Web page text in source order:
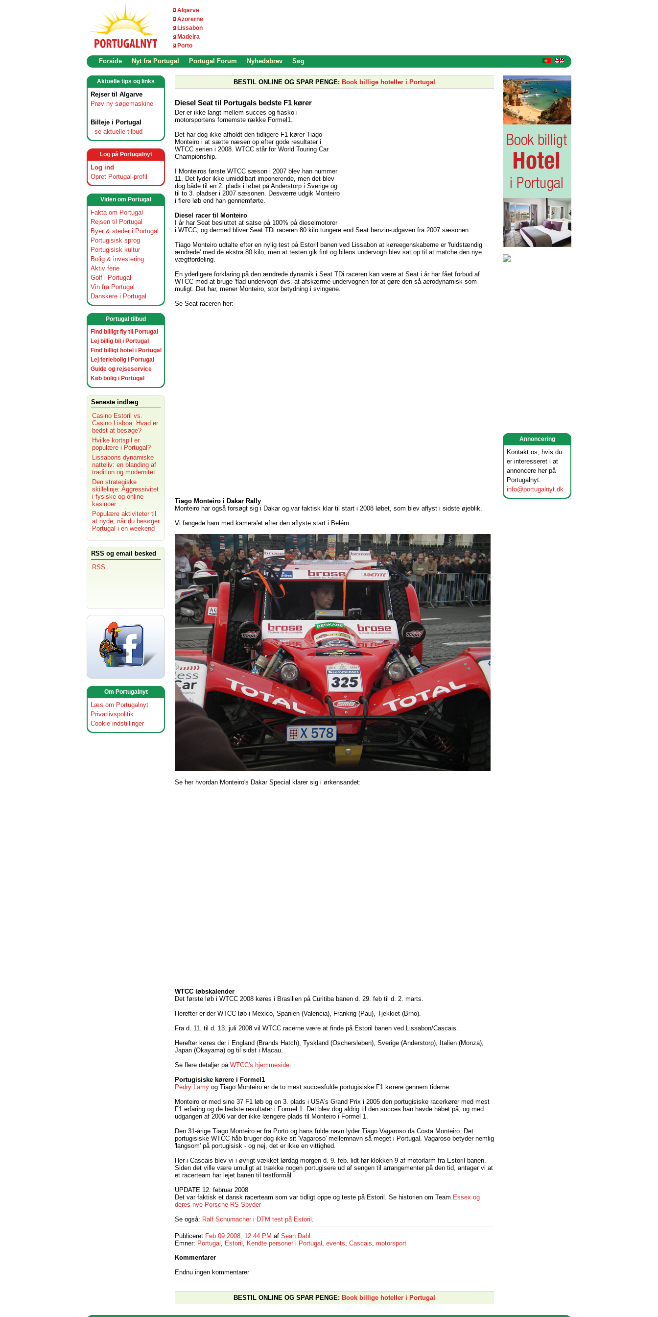
Algarve
Azorerne
Lissabon
Madeira
Porto
Forside Nyt fra Portugal Portugal Forum Nyhedsbrev Søg
Annoncering
Kontakt os, hvis du
er interesseret i at
annoncere her på
Portugalnyt:
info@portugalnyt.dk
Aktuelle tips og links
Rejser til Algarve
Prøv ny søgemaskine
Billeje i Portugal
- se aktuelle tilbud
Log på Portugalnyt
Log ind
Opret Portugal-profil
Viden om Portugal
Fakta om Portugal
Rejsen til Portugal
Byer & steder i Portugal
Portugisisk sprog
Portugisisk kultur
Bolig & investering
Aktiv ferie
Golf i Portugal
Vin fra Portugal
Danskere i Portugal
Portugal tilbud
Find billigt fly til Portugal
Lej billig bil i Portugal
Find billigt hotel i Portugal
Lej feriebolig i Portugal
Guide og rejseservice
Køb bolig i Portugal
Seneste indlæg
Casino Estoril vs.
Casino Lisboa: Hvad er
bedst at besøge?
Hvilke kortspil er
populære i Portugal?
Lissabons dynamiske
natteliv: en blanding af
tradition og modernitet
Den strategiske
skillelinje: Aggressivitet
i fysiske og online
kasinoer
Populære aktiviteter til
at nyde, når du besøger
Portugal i en weekend
RSS og email besked
RSS
Om Portugalnyt
Læs om Portugalnyt
Privatlivspolitik
Cookie indstillinger
BESTIL ONLINE OG SPAR PENGE: Book billige hoteller i Portugal
Diesel Seat til Portugals bedste F1 kører
Der er ikke langt mellem succes og fiasko i
motorsportens fornemste række Formel1.
Det har dog ikke afholdt den tidligere F1 kører Tiago
Monteiro i at sætte næsen op efter gode resultater i
WTCC serien i 2008. WTCC står for World Touring Car
Championship.
I Monteiros første WTCC sæson i 2007 blev han nummer
11. Det lyder ikke umiddlbart imponerende, men det blev
dog både til en 2. plads i løbet på Anderstorp i Sverige og
til to 3. pladser i 2007 sæsonen. Desværre udgik Monteiro
i flere løb end han gennemførte.
Diesel racer til Monteiro
I år har Seat besluttet at satse på 100% på dieselmotorer
i WTCC, og dermed bliver Seat TDi raceren 80 kilo tungere end Seat benzin-udgaven fra 2007 sæsonen.
Tiago Monteiro udtalte efter en nylig test på Estoril banen ved Lissabon at køreegenskaberne er 'fuldstændig
ændrede' med de ekstra 80 kilo, men at testen gik fint og bilens undervogn blev sat op til at matche den nye
vægtfordeling.
En yderligere forklaring på den ændrede dynamik i Seat TDi raceren kan være at Seat i år har fået forbud af
WTCC mod at bruge 'flad undervogn' dvs. at afskærme undervognen for at gøre den så aerodynamisk som
muligt. Det har, mener Monteiro, stor betydning i svingene.
Se Seat raceren her:
Tiago Monteiro i Dakar Rally
Monteiro har også forsøgt sig i Dakar og var faktisk klar til start i 2008 løbet, som blev aflyst i sidste øjeblik.
Vi fangede ham med kamera'et efter den aflyste start i Belém:
Se her hvordan Monteiro's Dakar Special klarer sig i ørkensandet:
WTCC løbskalender
Det første løb i WTCC 2008 køres i Brasilien på Curitiba banen d. 29. feb til d. 2. marts.
Herefter er der WTCC løb i Mexico, Spanien (Valencia), Frankrig (Pau), Tjekkiet (Brno).
Fra d. 11. til d. 13. juli 2008 vil WTCC racerne være at finde på Estoril banen ved Lissabon/Cascais.
Herefter køres der i England (Brands Hatch), Tyskland (Oschersleben), Sverige (Anderstorp), Italien (Monza),
Japan (Okayama) og til sidst i Macau.
Se flere detaljer på WTCC's hjemmeside
Portugisiske kørere i Formel1
Pedry Lamy og Tiago Monteiro er de to mest succesfulde portugisiske F1 kørere gennem tiderne.
Monteiro er med sine 37 F1 løb og en 3. plads i USA's Grand Prix i 2005 den portugisiske racerkører med mest
F1 erfaring og de bedste resultater i Formel 1. Det blev dog aldrig til den succes han havde håbet på, og med
udgangen af 2006 var der ikke længere plads til Monteiro i Formel 1.
Den 31-årige Tiago Monteiro er fra Porto og hans fulde navn lyder Tiago Vagaroso da Costa Monteiro. Det
portugisiske WTCC håb bruger dog ikke sit 'Vagaroso' mellemnavn så meget i Portugal. Vagaroso betyder nemlig
'langsom' på portugisisk - og nej, det er ikke en vittighed.
Her i Cascais blev vi i øvrigt vækket lørdag morgen d. 9. feb. lidt før klokken 9 af motorlarm fra Estoril banen.
Siden det ville være umuligt at trække nogen portugisere ud af sengen til arrangementer på den tid, antager vi at
et racerteam har lejet banen til testformål.
UPDATE 12. februar 2008
Det var faktisk et dansk racerteam som var tidligt oppe og teste på Estoril. Se historien om Team Essex og
deres nye Porsche RS Spyder
Se også: Ralf Schumacher i DTM test på Estoril
Publiceret Feb 09 2008, 12:44 PM af Sean Dahl
Emner: Portugal , Estoril , Kendte personer i Portugal , events, Cascais, motorsport
Kommentarer
Endnu ingen kommentarer
BESTIL ONLINE OG SPAR PENGE: Book billige hoteller i Portugal